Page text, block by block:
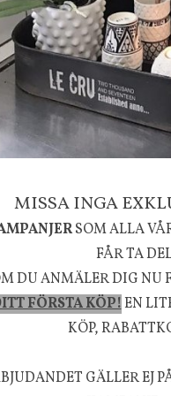
KÖP
upplevelse
naturen och
ökar trivsel i ditt
FÖLJ OSS PÅ
MISSA INGA
SOM ALLA
FÅR TA
DU ANMÄLER DIG NU
FÖRSTA KÖP!EN
KÖP,
GÄLLER EJ